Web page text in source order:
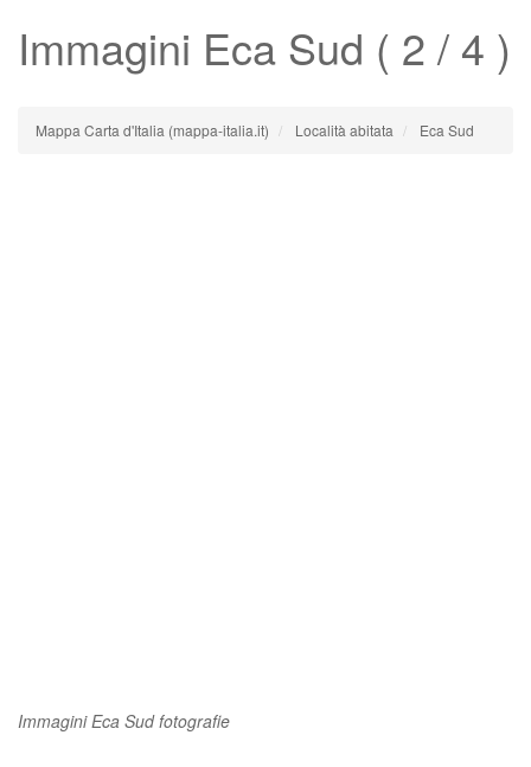
Immagini Eca Sud ( 2 / 4 )
Mappa Carta d'Italia (mappa-italia.it) Località abitata Eca Sud
Immagini Eca Sud fotografie